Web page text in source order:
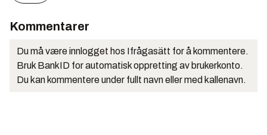
Kommentarer
Du må være innlogget hos Ifrågasätt for å kommentere.
Bruk BankID for automatisk oppretting av brukerkonto.
Du kan kommentere under fullt navn eller med kallenavn.